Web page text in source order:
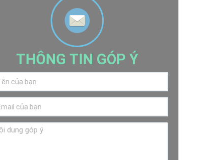
THÔNG TIN GÓP Ý